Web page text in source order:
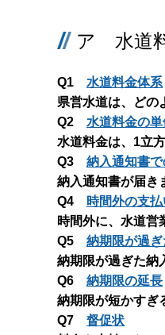
ア 水道
Q1 水道料金体系
県営水道は、どの
Q2 水道料金の単
水道料金は、1立
Q3 納入通知書
納入通知書が届き
Q4
時間外の支
時間外に、水道営
Q5 納期限が過
納期限が過ぎた納
Q6 納期限の延長
納期限が短かすぎ
Q7 督促状